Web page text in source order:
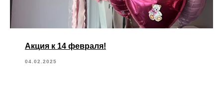
Акция к 14 февраля!
04.02.2025